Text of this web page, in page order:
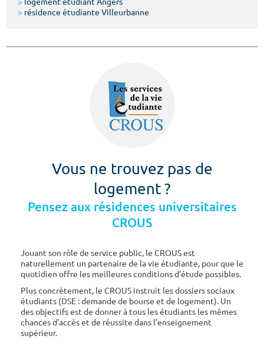
> résidence étudiante Villeurbanne
Vous ne trouvez pas de
logement ?
Pensez aux résidences universitaires
CROUS
Jouant son rôle de service public, le CROUS est
naturellement un partenaire de la vie étudiante, pour que le
quotidien offre les meilleures conditions d'étude possibles.
Plus concrètement, le CROUS instruit les dossiers sociaux
étudiants (DSE : demande de bourse et de logement). Un
des objectifs est de donner à tous les étudiants les mêmes
chances d'accès et de réussite dans l'enseignement
supérieur.